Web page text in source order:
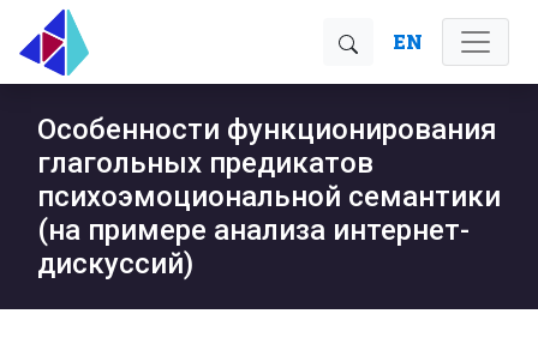
EN
Особенности функционирования
глагольных предикатов
психоэмоциональной семантики
(на примере анализа интернет-
дискуссий)